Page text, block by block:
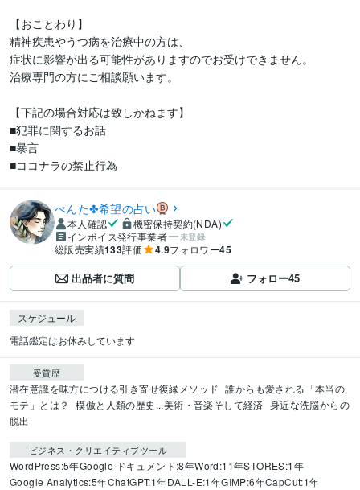
【おことわり】
精神疾患やうつ病を治療中の方は、
症状に影響が出る可能性がありますのでお受けできません。
治療専門の方にご相談願います。
【下記の場合対応は致しかねます】
■犯罪に関するお話
■暴言
ぺんた✤希望の占い
本人確認
機密保持契約(NDA)
インボイス発行事業者
未登録
総販売実績133評価 4.9フォロワー45
出品者に質問 フォロー45
スケジュール
電話鑑定はお休みしています
受賞歴
潜在意識を味方につける引き寄せ復縁メソッド 誰からも愛される「本当の
モテ」とは？
模倣と人類の歴史...美術・音楽そして経済 身近な洗脳からの
脱出
ビジネス・クリエイティブツール
WordPress:5年Google ドキュメント:8年Word:11年STORES:1年
Google Analytics:5年ChatGPT:1年DALL-E:1年GIMP:6年CapCut:1年